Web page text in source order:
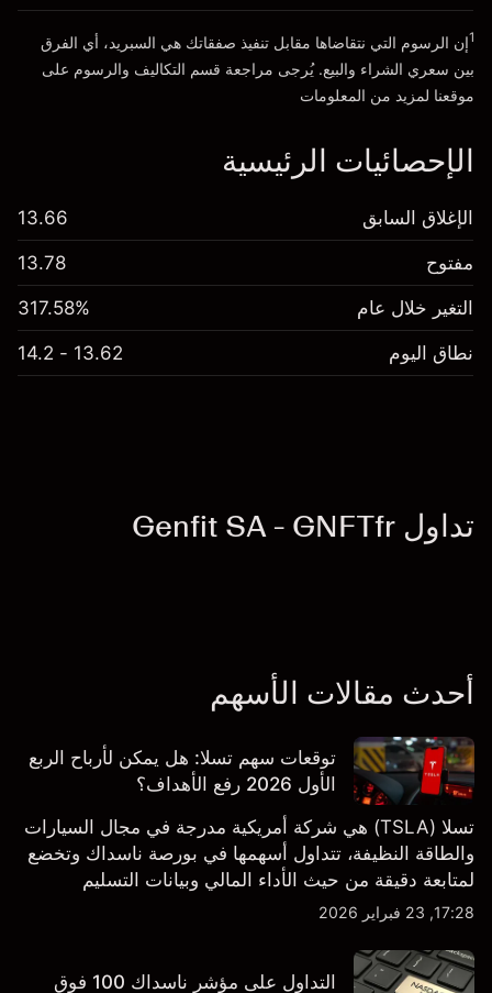
انتقل إلى المنصة
1إن الرسوم التي نتقاضاها مقابل تنفيذ صفقاتك هي السبريد، أي الفرق
بين سعري الشراء والبيع. يُرجى مراجعة قسم التكاليف والرسوم على
موقعنا لمزيد من المعلومات
الإحصائيات الرئيسية
الإغلاق السابق 13.66
مفتوح 13.78
التغير خلال عام 317.58%
نطاق اليوم 13.62 - 14.2
تداول Genfit SA - GNFTfr
أحدث مقالات الأسهم
توقعات سهم تسلا: هل يمكن لأرباح الربع
الأول 2026 رفع الأهداف؟
تسلا (TSLA) هي شركة أمريكية مدرجة في مجال السيارات
والطاقة النظيفة، تتداول أسهمها في بورصة ناسداك وتخضع
لمتابعة دقيقة من حيث الأداء المالي وبيانات التسليم
والتطورات في التكنولوجيا والتصنيع. استكشف أهداف أسعار
17:28, 23 فبراير 2026
التداول على مؤشر ناسداك 100 فوق